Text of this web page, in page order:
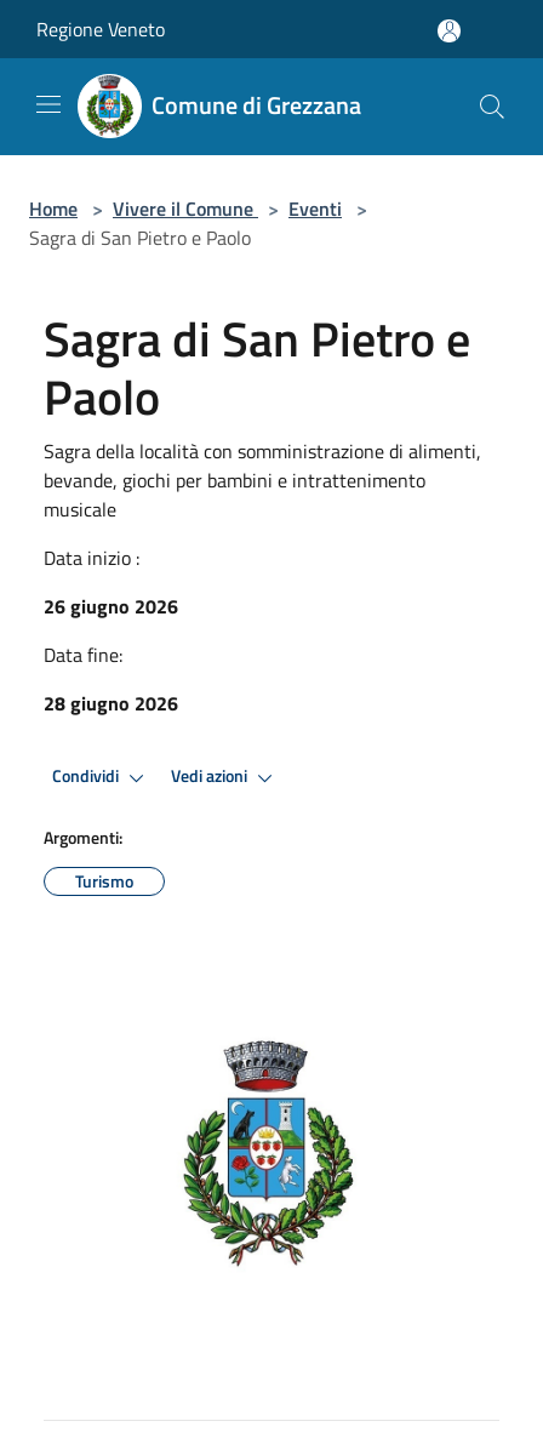
Regione Veneto
Comune di Grezzana
Home > Vivere il Comune > Eventi >
Sagra di San Pietro e Paolo
Sagra di San Pietro e
Paolo
Sagra della località con somministrazione di alimenti,
bevande, giochi per bambini e intrattenimento
musicale
Data inizio :
26 giugno 2026
Data fine:
28 giugno 2026
Condividi Vedi azioni
Argomenti:
Turismo